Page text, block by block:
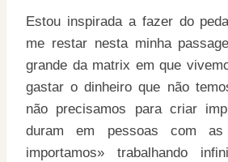
Estou inspirada a fazer do
me restar nesta minha
grande da matrix em que
gastar o dinheiro que não
não precisamos para criar
duram em pessoas com
importamos» trabalhando